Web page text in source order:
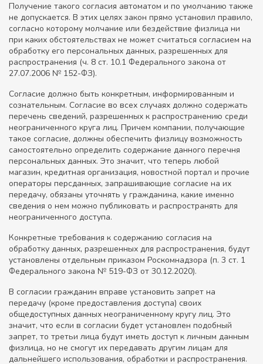
Получение такого согласия автоматом и по умолчанию также
не допускается. В этих целях закон прямо установил правило,
согласно которому молчание или бездействие физлица ни
при каких обстоятельствах не может считаться согласием на
обработку его персональных данных, разрешенных для
распространения (ч. 8 ст. 10.1 Федерального закона от
27.07.2006 № 152-ФЗ).
Согласие должно быть конкретным, информированным и
сознательным. Согласие во всех случаях должно содержать
перечень сведений, разрешенных к распространению среди
неограниченного круга лиц. Причем компании, получающие
такое согласие, должны обеспечить физлицу возможность
самостоятельно определить содержание данного перечня
персональных данных. Это значит, что теперь любой
магазин, кредитная организация, новостной портал и прочие
операторы персданных, запрашивающие согласие на их
передачу, обязаны уточнять у гражданина, какие именно
сведения о нем можно публиковать и распространять для
неограниченного доступа.
Конкретные требования к содержанию согласия на
обработку данных, разрешенных для распространения, будут
установлены отдельным приказом Роскомнадзора (п. 3 ст. 1
Федерального закона № 519-ФЗ от 30.12.2020).
В согласии гражданин вправе установить запрет на
передачу (кроме предоставления доступа) своих
общедоступных данных неограниченному кругу лиц. Это
значит, что если в согласии будет установлен подобный
запрет, то третьи лица будут иметь доступ к личным данным
физлица, но не смогут их передавать другим лицам для
дальнейшего использования, обработки и распространения.